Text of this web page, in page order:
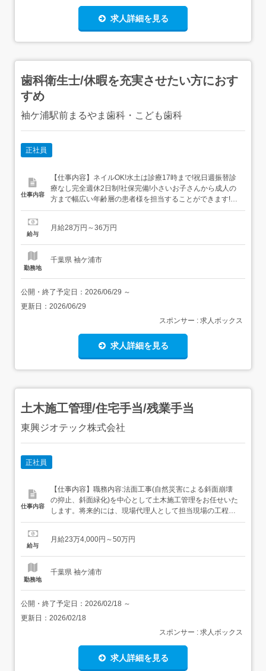
求人詳細を見る
歯科衛生士/休暇を充実させたい方におす
すめ
袖ケ浦駅前まるやま歯科・こども歯科
正社員
仕事内容
【仕事内容】ネイルOK!水土は診療17時まで!祝日週振替診
療なし完全週休2日制!社保完備!小さいお子さんから成人の
方まで幅広い年齢層の患者様を担当することができます!<1
日の業務の流れ> 出勤 9時10分までに出勤 朝礼 9:15～9:20
14:30 (平日) 13:00～14:00 (水土) お...
給与
月給28万円～36万円
勤務地
千葉県 袖ケ浦市
公開・終了予定日： 2026/06/29 ～
更新日： 2026/06/29
スポンサー : 求人ボックス
求人詳細を見る
土木施工管理/住宅手当/残業手当
東興ジオテック株式会社
正社員
仕事内容
【仕事内容】職務内容:法面工事(自然災害による斜面崩壊
の抑止、斜面緑化)を中心として土木施工管理をお任せいた
します。将来的には、現場代理人として担当現場の工程管
理、安全管理、品質管理、原価管理を行っていただきま
ど 主なプロジェクト:<土木部門>・道路や鉄道沿線の斜面
給与
月給23万4,000円～50万円
勤務地
千葉県 袖ケ浦市
公開・終了予定日： 2026/02/18 ～
更新日： 2026/02/18
スポンサー : 求人ボックス
求人詳細を見る